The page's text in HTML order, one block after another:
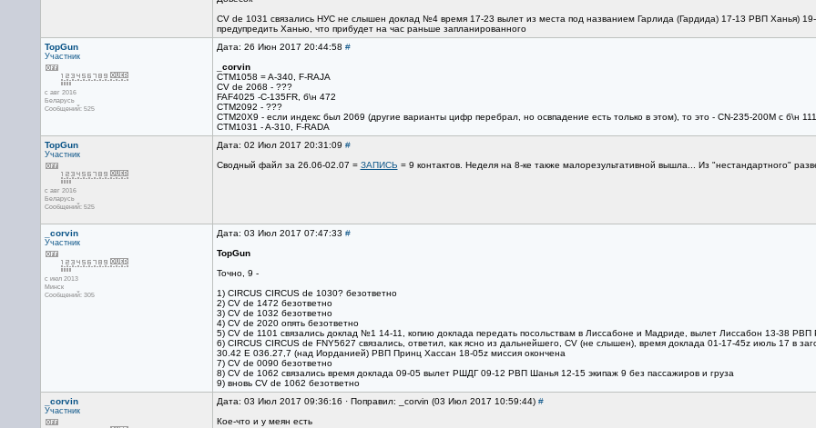
CV de 1031 связались НУС не слышен доклад №4 время 17-23 вылет из места под названием Гарлида (Гардида) 17-13 РВП Ханья) 19-
предупредить Ханью, что прибудет на час раньше запланированного
TopGun
Участник
с авг 2016
Беларусь
Сообщений: 525
Дата: 26 Июн 2017 20:44:58 #
_corvin
CTM1058 = A-340, F-RAJA
CV de 2068 - ???
FAF4025 -C-135FR, б\н 472
CTM2092 - ???
СТМ20Х9 - если индекс был 2069 (другие варианты цифр перебрал, но освпадение есть только в этом), то это - CN-235-200M с б\н 111
CTM1031 - A-310, F-RADA
TopGun
Участник
с авг 2016
Беларусь
Сообщений: 525
Дата: 02 Июл 2017 20:31:09 #
Сводный файл за 26.06-02.07 = ЗАПИСЬ = 9 контактов. Неделя на 8-ке также малорезультативной вышла... Из "нестандартного"
_corvin
Участник
с июл 2013
Минск
Сообщений: 305
Дата: 03 Июл 2017 07:47:33 #
TopGun
Точно, 9 -
1) CIRCUS CIRCUS de 1030? безответно
2) CV de 1472 безответно
3) CV de 1032 безответно
4) CV de 2020 опять безответно
5) CV de 1101 связались доклад №1 14-11, копию доклада передать посольствам в Лиссабоне и Мадриде, вылет Лиссабон 13-38
6) CIRCUS CIRCUS de FNY5627 связались, ответил, как ясно из дальнейшего, СV (не слышен), время доклада 01-17-45z июль 17 в
30.42 E 036.27,7 (над Иорданией) РВП Принц Хассан 18-05z миссия окончена
7) CV de 0090 безответно
8) CV de 1062 связались время доклада 09-05 вылет РШДГ 09-12 РВП Шанья 12-15 экипаж 9 без пассажиров и груза
9) вновь CV de 1062 безответно
_corvin
Участник
Дата: 03 Июл 2017 09:36:16 · Поправил: _corvin (03 Июл 2017 10:59:44) #
Кое-что и у меян есть